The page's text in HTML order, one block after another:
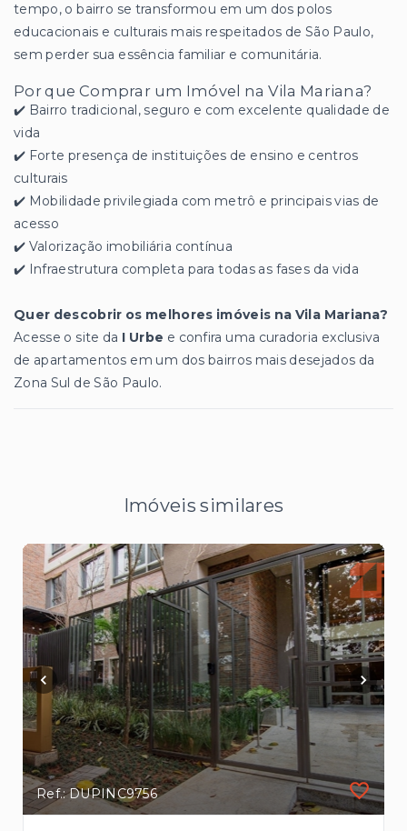
tempo, o bairro se transformou em um dos polos
educacionais e culturais mais respeitados de São Paulo,
sem perder sua essência familiar e comunitária.
Por que Comprar um Imóvel na Vila Mariana?
✔️ Bairro tradicional, seguro e com excelente qualidade de
vida
✔️ Forte presença de instituições de ensino e centros
culturais
✔️ Mobilidade privilegiada com metrô e principais vias de
acesso
✔️ Valorização imobiliária contínua
✔️ Infraestrutura completa para todas as fases da vida
Quer descobrir os melhores imóveis na Vila Mariana?
Acesse o site da I Urbe e confira uma curadoria exclusiva
de apartamentos em um dos bairros mais desejados da
Zona Sul de São Paulo.
Imóveis similares
Ref.: DUPINC9756